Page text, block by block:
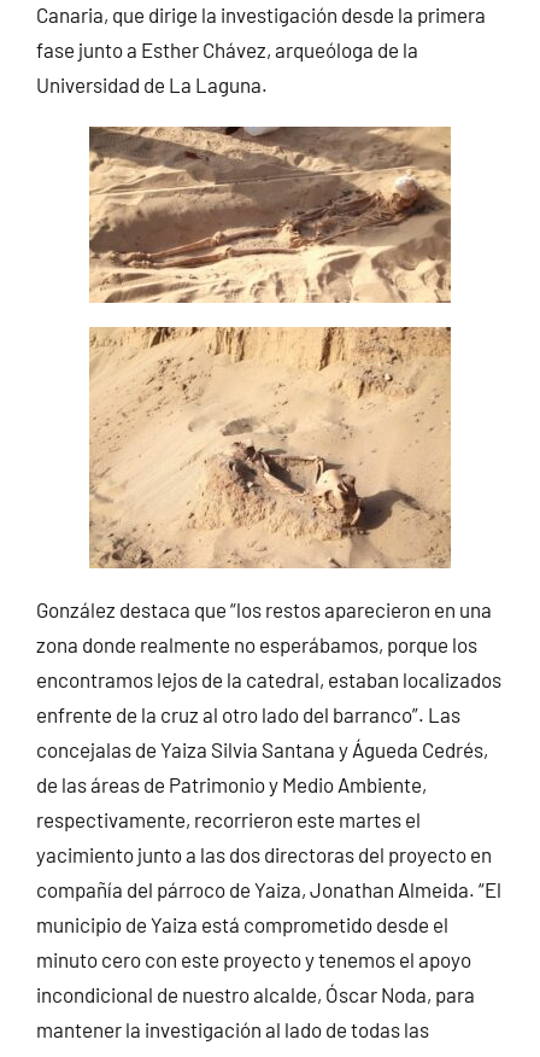
Canaria, que dirige la investigación desde la primera
fase junto a Esther Chávez, arqueóloga de la
Universidad de La Laguna.
González destaca que “los restos aparecieron en una
zona donde realmente no esperábamos, porque los
encontramos lejos de la catedral, estaban localizados
enfrente de la cruz al otro lado del barranco”. Las
concejalas de Yaiza Silvia Santana y Águeda Cedrés,
de las áreas de Patrimonio y Medio Ambiente,
respectivamente, recorrieron este martes el
yacimiento junto a las dos directoras del proyecto en
compañía del párroco de Yaiza, Jonathan Almeida. “El
municipio de Yaiza está comprometido desde el
minuto cero con este proyecto y tenemos el apoyo
incondicional de nuestro alcalde, Óscar Noda, para
mantener la investigación al lado de todas las